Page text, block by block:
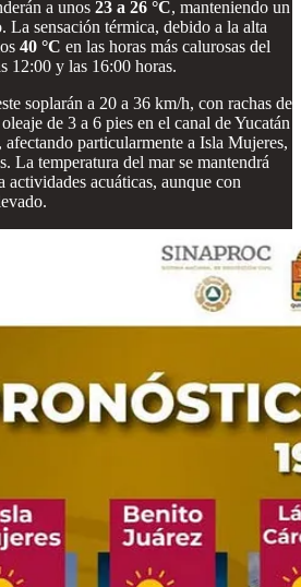
a unos 23 a 26 °C, manteniendo un
La sensación térmica, debido a la alta
40 °C en las horas más calurosas del
12:00 y las 16:00 horas.
soplarán a 20 a 36 km/h, con rachas de
de 3 a 6 pies en el canal de Yucatán
particularmente a Isla Mujeres,
La temperatura del mar se mantendrá
actividades acuáticas, aunque con